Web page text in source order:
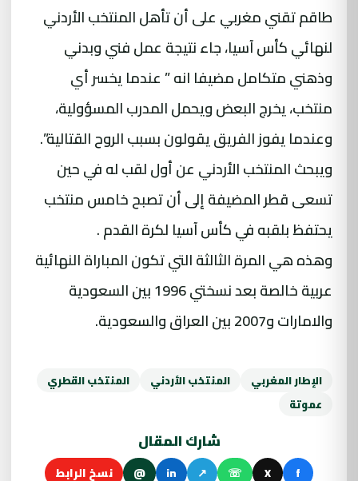
طاقم تقني مغربي على أن تأهل المنتخب الأردني
لنهائي كأس آسيا، جاء نتيجة عمل فني وبدني
وذهني متكامل مضيفا انه ” عندما يخسر أي
منتخب، يخرج البعض ويحمل المدرب المسؤولية،
وعندما يفوز الفريق يقولون بسبب الروح القتالية”.
ويبحث المنتخب الأردني عن أول لقب له في حين
تسعى قطر المضيفة إلى أن تصبح خامس منتخب
يحتفظ بلقبه في كأس آسيا لكرة القدم .
وهذه هي المرة الثالثة التي تكون المباراة النهائية
عربية خالصة بعد نسختي 1996 بين السعودية
والامارات و2007 بين العراق والسعودية.
الإطار المغربي المنتخب الأردني
المنتخب القطري
عموتة
شارك المقال
f
X
☏
↗
in
@ نسخ الرابط